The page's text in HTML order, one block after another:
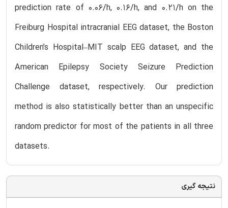
prediction rate of 0.06/h, 0.16/h, and 0.21/h on the
Freiburg Hospital intracranial EEG dataset, the Boston
Children’s Hospital–MIT scalp EEG dataset, and the
American Epilepsy Society Seizure Prediction
Challenge dataset, respectively. Our prediction
method is also statistically better than an unspecific
random predictor for most of the patients in all three
datasets.
نتیجه گیری